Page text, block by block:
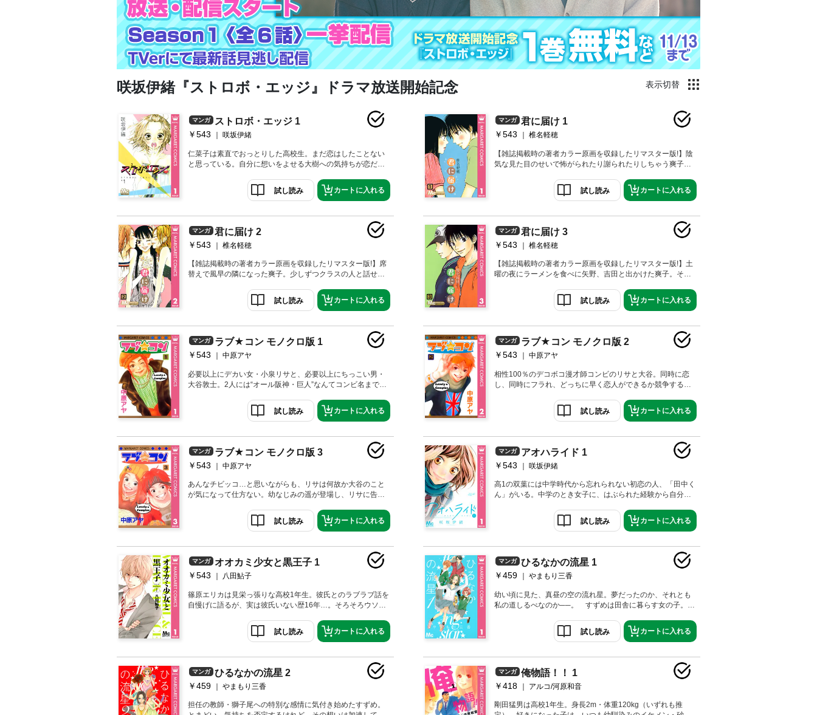
咲坂伊緒『ストロボ・エッジ』ドラマ放送開始記念 表示切替
マンガ ストロボ・エッジ 1
￥543 咲坂伊緒
仁菜子は素直でおっとりした高校生。まだ恋はしたことない
と思っている。自分に想いをよせる大樹への気持ちが恋だと
車で学校で人気の男子・蓮と出会う。少しの会話や笑顔だけ
で仁菜子は新しい気持ちを感じる。この気持ちはいった
試し読み カートに入れる
マンガ 君に届け 1
￥543 椎名軽穂
【雑誌掲載時の著者カラー原画を収録したリマスター版!】陰
気な見た目のせいで怖がられたり謝られたりしちゃう爽子。
の言葉をきっかけに変わっていけるみたい…。夏休み前、爽
子は肝試しでお化け役をやることに！？
試し読み カートに入れる
マンガ 君に届け 2
￥543 椎名軽穂
【雑誌掲載時の著者カラー原画を収録したリマスター版!】席
替えで風早の隣になった爽子。少しずつクラスの人と話せる
て、爽子は初めての幸せでいっぱい。しかし爽子が流したと
いう矢野と吉田の悪い噂が立ちはじめ…！？
試し読み カートに入れる
マンガ 君に届け 3
￥543 椎名軽穂
【雑誌掲載時の著者カラー原画を収録したリマスター版!】土
曜の夜にラーメンを食べに矢野、吉田と出かけた爽子。その
づくが、風早とはドキドキしてうまく話せなくなってしまっ
た。そしてかわいいくるみが爽子に声をかけてきて…。
試し読み カートに入れる
マンガ ラブ★コン モノクロ版 1
￥543 中原アヤ
必要以上にデカい女・小泉リサと、必要以上にちっこい男・
大谷敦士。2人には“オール阪神・巨人”なんてコンビ名までつ
試し読み
カートに入れる
マンガ ラブ★コン モノクロ版 2
￥543 中原アヤ
相性100％のデコボコ漫才師コンビのリサと大谷。同時に恋
し、同時にフラれ、どっちに早く恋人ができるか競争するこ
試し読み カートに入れる
マンガ ラブ★コン モノクロ版 3
￥543 中原アヤ
あんなチビッコ…と思いながらも、リサは何故か大谷のこと
が気になって仕方ない。幼なじみの遥が登場し、リサに告白
試し読み カートに入れる
マンガ アオハライド 1
￥543 咲坂伊緒
高1の双葉には中学時代から忘れられない初恋の人、「田中く
ん」がいる。中学のとき女子に、はぶられた経験から自分を
会うが、彼は――。熱く青く一生懸命にぶつかりあう高校生
試し読み カートに入れる
マンガ オオカミ少女と黒王子 1
￥543 八田鮎子
篠原エリカは見栄っ張りな高校1年生。彼氏とのラブラブ話を
自慢げに語るが、実は彼氏いない歴16年…。そろそろウソも
撮り。自分の彼氏だと友達に紹介したが何と、彼は同じ学校
に通う佐田くんだった！ しかもクールな見た目からは想像
の“犬”を命じられ…!?
試し読み カートに入れる
マンガ ひるなかの流星 1
￥459 やまもり三香
幼い頃に見た、真昼の空の流れ星。夢だったのか、それとも
私の道しるべなのか──。 すずめは田舎に暮らす女の子。親
日、慣れない東京で迷子になったすずめが出会ったのは…？
恋も友情も全てが未知の新生活が始まります!!
試し読み カートに入れる
マンガ ひるなかの流星 2
￥459 やまもり三香
担任の教師・獅子尾への特別な感情に気付き始めたすずめ。
マンガ 俺物語！！ 1
￥418 アルコ/河原和音
剛田猛男は高校1年生。身長2m・体重120kg（いずれも推